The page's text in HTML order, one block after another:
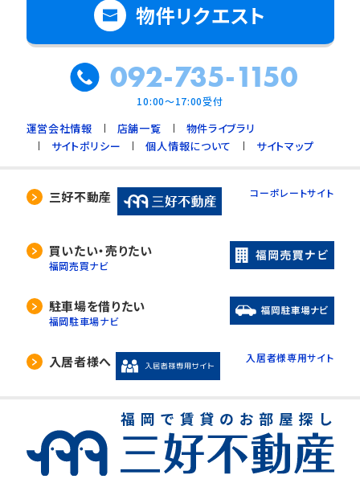
物件リクエスト
092-735-1150
10:00～17:00受付
運営会社情報 店舗一覧
物件ライブラリ
サイトポリシー
個人情報について サイトマップ
三好不動産 コーポレートサイト
買いたい・売りたい
福岡売買ナビ
駐車場を借りたい
福岡駐車場ナビ
入居者様へ 入居者様専用サイト